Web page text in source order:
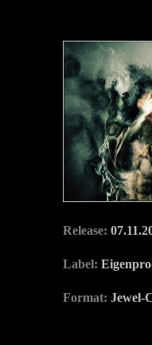
Release:
Label:
Format: Jewel-